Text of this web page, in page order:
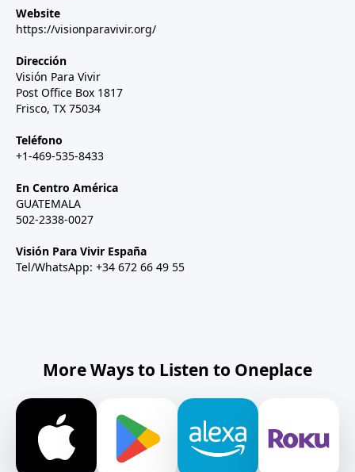
Website
https://visionparavivir.org/
Dirección
Visión Para Vivir
Post Office Box 1817
Frisco, TX 75034
Teléfono
+1-469-535-8433
En Centro América
GUATEMALA
502-2338-0027
Visión Para Vivir España
Tel/WhatsApp: +34 672 66 49 55
More Ways to Listen to Oneplace